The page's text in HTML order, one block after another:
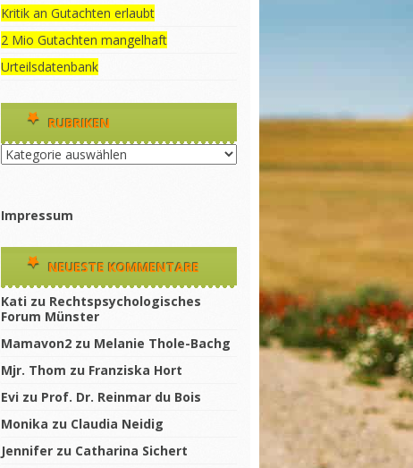
Kritik an Gutachten erlaubt
2 Mio Gutachten mangelhaft
Urteilsdatenbank
RUBRIKEN
Rubriken
Impressum
NEUESTE KOMMENTARE
Kati zu Rechtspsychologisches
Forum Münster
Mamavon2 zu Melanie Thole-Bachg
Mjr. Thom zu Franziska Hort
Evi zu Prof. Dr. Reinmar du Bois
Monika zu Claudia Neidig
Jennifer zu Catharina Sichert